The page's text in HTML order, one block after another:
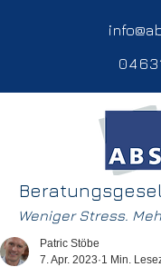
Weniger Stress.
Patric Stöbe
7. Apr. 2023 1 Min.